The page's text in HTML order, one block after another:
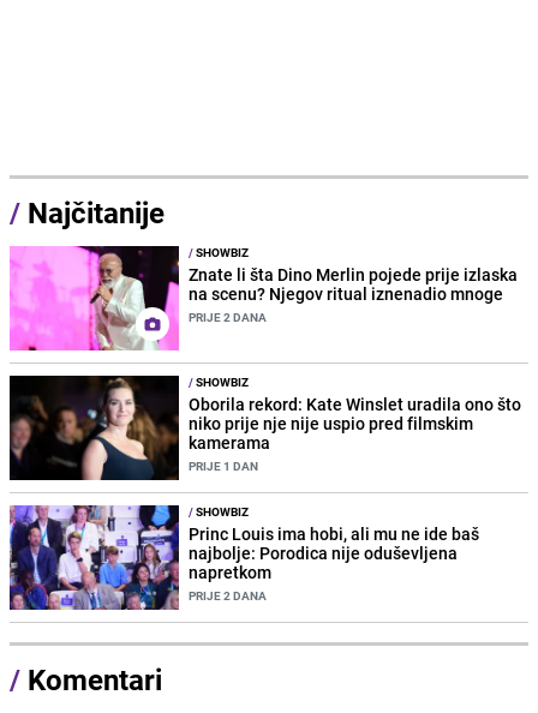
/ Najčitanije
/SHOWBIZ
Znate li šta Dino Merlin pojede prije izlaska
na scenu? Njegov ritual iznenadio mnoge
PRIJE 2 DANA
/SHOWBIZ
Oborila rekord: Kate Winslet uradila ono što
niko prije nje nije uspio pred filmskim
kamerama
PRIJE 1 DAN
/SHOWBIZ
Princ Louis ima hobi, ali mu ne ide baš
najbolje: Porodica nije oduševljena
napretkom
PRIJE 2 DANA
/ Komentari